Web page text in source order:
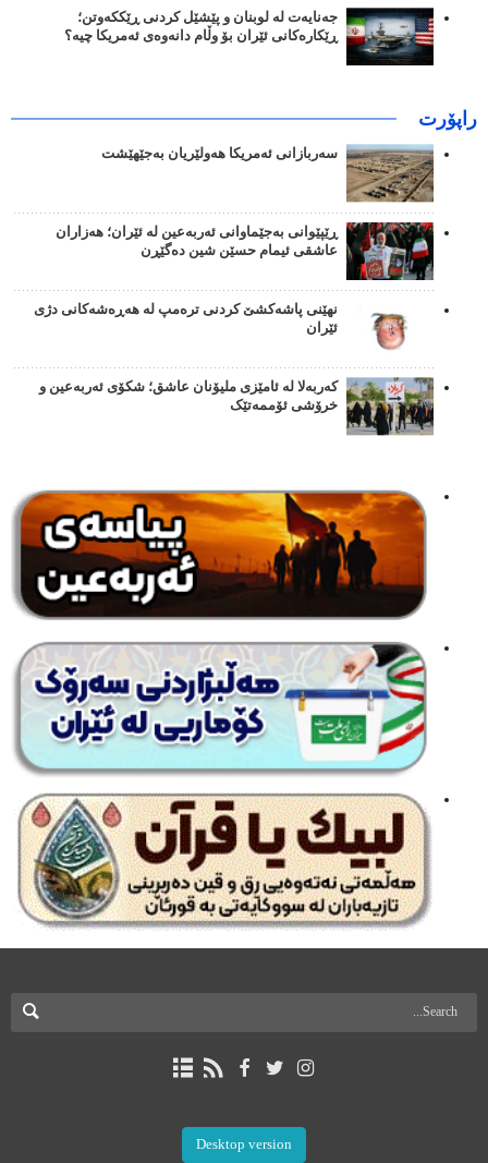
جەنایەت لە لوبنان و پێشێل کردنی ڕێککەوتن؛
ڕێکارەکانی ئێران بۆ وڵام دانەوەی ئەمریکا چیە؟
راپۆرت
سەربازانی ئەمریکا هەولێریان بەجێهێشت
ڕێپێوانی بەجێماوانی ئەربەعین لە ئێران؛ هەزاران
عاشقی ئیمام حسێن شین دەگێڕن
نهێنی پاشەکشێ کردنی ترەمپ لە هەڕەشەکانی دژی
ئێران
کەربەلا لە ئامێزی ملیۆنان عاشق؛ شکۆی ئەربەعین و
خرۆشی ئۆممەتێک
Desktop version